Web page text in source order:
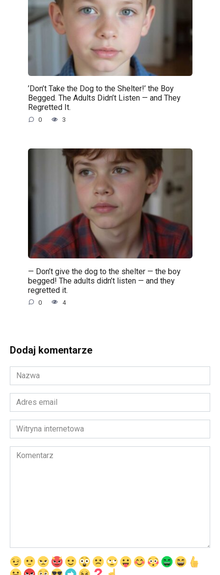
’Don’t Take the Dog to the Shelter!’ the Boy
Begged. The Adults Didn’t Listen — and They
Regretted It.
0 3
— Don’t give the dog to the shelter — the boy
begged! The adults didn’t listen — and they
regretted it.
0 4
Dodaj komentarze
Nazwa
*
Adres
email
*Witryna
internetowa
Komentarz